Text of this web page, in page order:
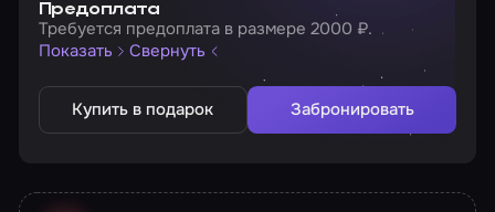
Предоплата
Требуется предоплата в размере 2000 ₽.
Показать
Свернуть
Купить в подарок Забронировать